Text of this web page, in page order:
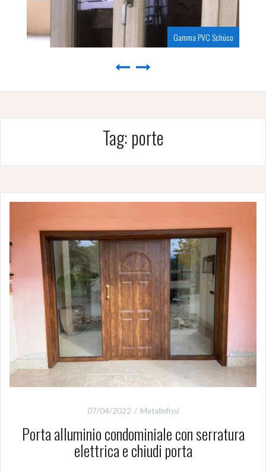
Gamma PVC Schüco
Tag: porte
07/04/2022 Metalinfissi
Porta alluminio condominiale con serratura
elettrica e chiudi porta